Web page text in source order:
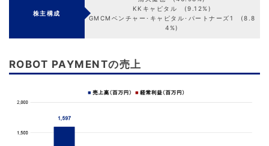
株主構成
KKキャピタル (9.12%)
GMCMベンチャー･キャピタル･パートナーズ1 (8.8
4%)
ROBOT PAYMENTの売上